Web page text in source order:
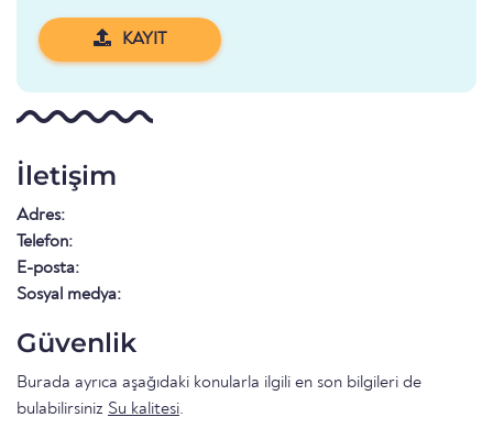
KAYIT
İletişim
Adres:
Telefon:
E-posta:
Sosyal medya:
Güvenlik
Burada ayrıca aşağıdaki konularla ilgili en son bilgileri de
bulabilirsiniz Su kalitesi.